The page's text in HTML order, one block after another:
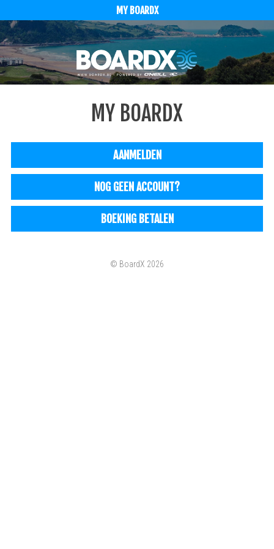
MY BOARDX
MY BOARDX
AANMELDEN
NOG GEEN ACCOUNT?
BOEKING BETALEN
© BoardX 2026